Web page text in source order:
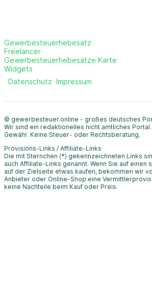
Gewerbesteuerhebesatz
Freelancer
Gewerbesteuerhebesätze Karte
Widgets
Datenschutz Impressum
© gewerbesteuer.online - großes deutsches
Wir sind ein redaktionelles nicht amtliches
Gewähr. Keine Steuer- oder Rechtsberatung.
Provisions-Links / Affiliate-Links
Die mit Sternchen (*) gekennzeichneten Links
auch Affiliate-Links genannt. Wenn Sie auf einen
auf der Zielseite etwas kaufen, bekommen wir
Anbieter oder Online-Shop eine
keine Nachteile beim Kauf oder Preis.